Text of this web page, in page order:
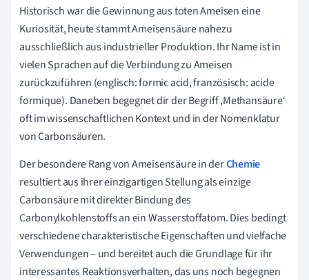
Historisch war die Gewinnung aus toten Ameisen eine
Kuriosität, heute stammt Ameisensäure nahezu
ausschließlich aus industrieller Produktion. Ihr Name ist in
vielen Sprachen auf die Verbindung zu Ameisen
zurückzuführen (englisch: formic acid, französisch: acide
formique). Daneben begegnet dir der Begriff ‚Methansäure‘
oft im wissenschaftlichen Kontext und in der Nomenklatur
von Carbonsäuren.
Der besondere Rang von Ameisensäure in derChemie
resultiert aus ihrer einzigartigen Stellung als einzige
Carbonsäure mit direkter Bindung des
Carbonylkohlenstoffs an ein Wasserstoffatom. Dies bedingt
verschiedene charakteristische Eigenschaften und vielfache
Verwendungen – und bereitet auch die Grundlage für ihr
interessantes Reaktionsverhalten, das uns noch begegnen